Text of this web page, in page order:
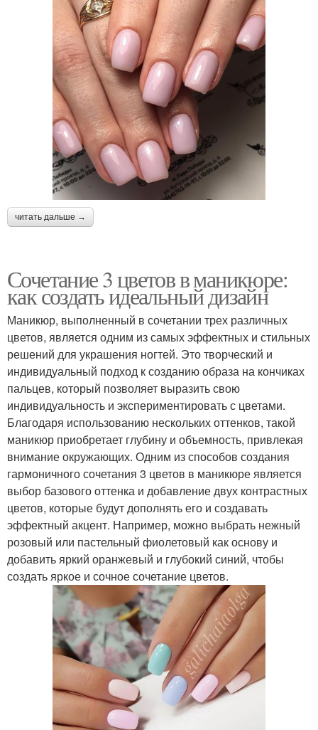
читать дальше →
Сочетание 3 цветов в маникюре:
как создать идеальный дизайн
Маникюр, выполненный в сочетании трех различных
цветов, является одним из самых эффектных и стильных
решений для украшения ногтей. Это творческий и
индивидуальный подход к созданию образа на кончиках
пальцев, который позволяет выразить свою
индивидуальность и экспериментировать с цветами.
Благодаря использованию нескольких оттенков, такой
маникюр приобретает глубину и объемность, привлекая
внимание окружающих. Одним из способов создания
гармоничного сочетания 3 цветов в маникюре является
выбор базового оттенка и добавление двух контрастных
цветов, которые будут дополнять его и создавать
эффектный акцент. Например, можно выбрать нежный
розовый или пастельный фиолетовый как основу и
добавить яркий оранжевый и глубокий синий, чтобы
создать яркое и сочное сочетание цветов.